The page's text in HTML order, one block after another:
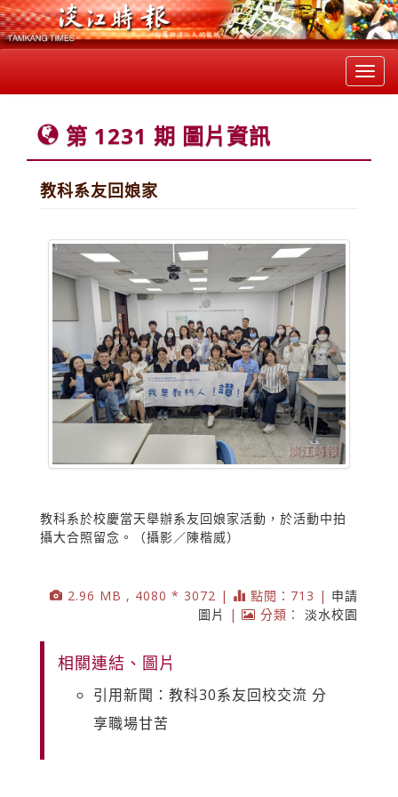
第 1231 期 圖片資訊
教科系友回娘家
教科系於校慶當天舉辦系友回娘家活動，於活動中拍
攝大合照留念。（攝影／陳楷威）
2.96 MB , 4080 * 3072 | 點閱：713 | 申請
圖片
| 分類： 淡水校園
相關連結、圖片
引用新聞：教科30系友回校交流 分
享職場甘苦